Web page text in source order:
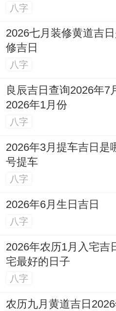
八字
2026七月装修黄道吉
修吉日
八字
良辰吉日查询2026年7
2026年1月份
八字
2026年3月提车吉日是
号提车
八字
2026年6月生日吉日
八字
2026年农历1月入宅吉
宅最好的日子
八字
农历九月黄道吉日